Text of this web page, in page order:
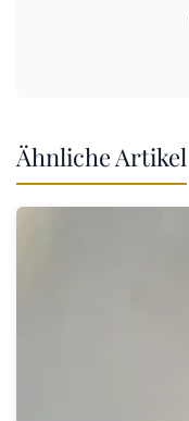
Ähnliche Artikel